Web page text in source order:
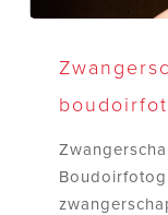
fotograaf
boudoirfotograaf